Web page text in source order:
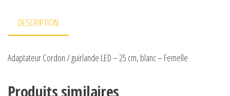
DESCRIPTION
Adaptateur Cordon / guirlande LED – 25 cm, blanc – Femelle
Produits similaires